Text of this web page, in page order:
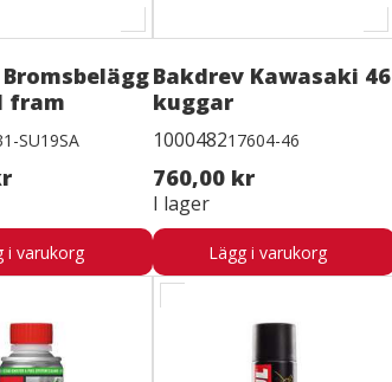
Bromsbelägg
fram
SU19SA
i varukorg
Bakdrev Kawasaki 46
kuggar
100048217604-46
760,00 kr
I lager
Lägg i varukorg